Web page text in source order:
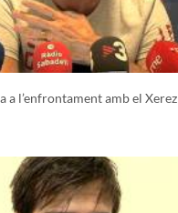
a l’enfrontament amb el Xerez